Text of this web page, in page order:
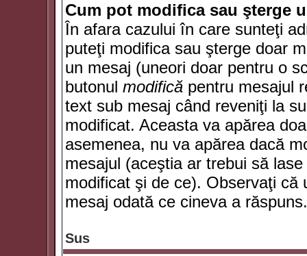
Cum pot modifica sau şterge
În afara cazului în care sunteţi
puteţi modifica sau şterge doar
un mesaj (uneori doar pentru o
butonul modifică pentru mesajul
text sub mesaj când reveniţi la
modificat. Aceasta va apărea
asemenea, nu va apărea dacă
mesajul (aceştia ar trebui să
modificat şi de ce). Observaţi că
mesaj odată ce cineva a răspuns.
Sus